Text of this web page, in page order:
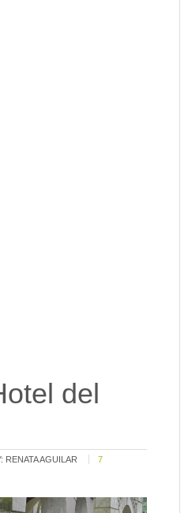
del
RENATA AGUILAR
7